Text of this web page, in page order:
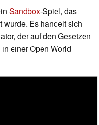
Sandbox-Spiel, das
wurde. Es handelt sich
der auf den Gesetzen
einer Open World